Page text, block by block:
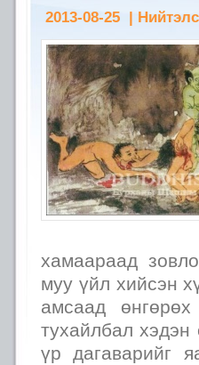
2013-08-25 |
хамаараад
муу үйл хийсэн
амсаад
тухайлбал хэдэн
үр дагаварийг